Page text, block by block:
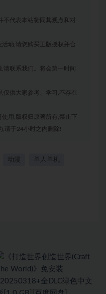
不代表本站赞同其观点和对
动,请您购买正版授权并合
请联系我们。将会第一时间
供大家参考、学习,不存在
用,版权归原著所有,禁止下
,请于24小时之内删除!
动漫 单人单机